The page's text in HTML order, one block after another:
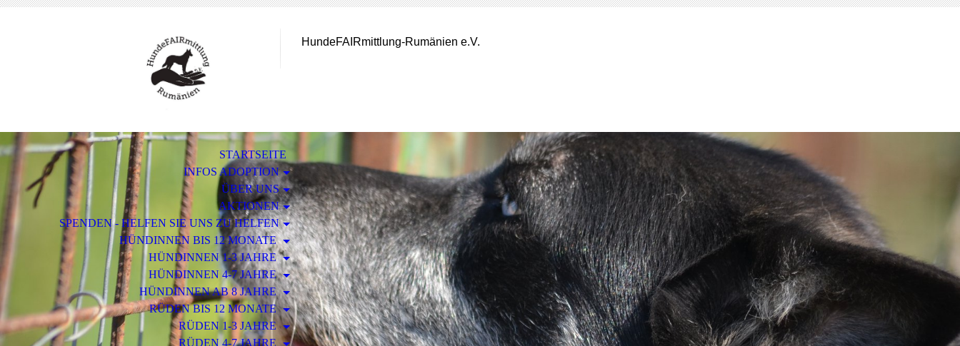
HundeFAIRmittlung-Rumänien e.V.
STARTSEITE
INFOS ADOPTION
ÜBER UNS
AKTIONEN
SPENDEN - HELFEN SIE UNS ZU HELFEN
HÜNDINNEN BIS 12 MONATE
HÜNDINNEN 1-3 JAHRE
HÜNDINNEN 4-7 JAHRE
HÜNDINNEN AB 8 JAHRE
RÜDEN BIS 12 MONATE
RÜDEN 1-3 JAHRE
RÜDEN 4-7 JAHRE